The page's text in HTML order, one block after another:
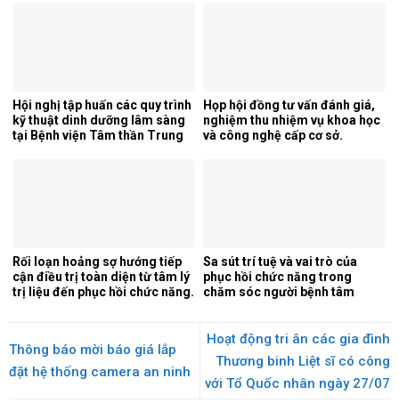
Hội nghị tập huấn các quy trình
kỹ thuật dinh dưỡng lâm sàng
tại Bệnh viện Tâm thần Trung
Họp hội đồng tư vấn đánh giá,
nghiệm thu nhiệm vụ khoa học
và công nghệ cấp cơ sở.
Rối loạn hoảng sợ hướng tiếp
cận điều trị toàn diện từ tâm lý
trị liệu đến phục hồi chức năng.
Sa sút trí tuệ và vai trò của
phục hồi chức năng trong
chăm sóc người bệnh tâm
Thông báo mời báo giá lắp
đặt hệ thống camera an ninh
Hoạt động tri ân các gia đình
Thương binh Liệt sĩ có công
với Tổ Quốc nhân ngày 27/07